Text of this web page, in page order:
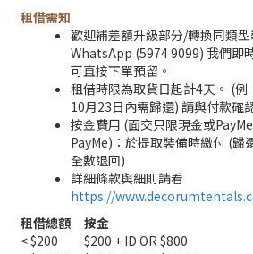
租借需知
歡迎補差額升級部分/轉換同類
WhatsApp (5974 9099) 我們即
可直接下單預留。
租借時限為取貨日起計4天。 (例
10月23日內需歸還) 請與付款確
按金費用 (面交只限現金或
PayMe)：於提取裝備時繳付 (歸
全數退回)
詳細條款與細則請看
https://
租借總額 按金
< $200
$200 + ID OR $800